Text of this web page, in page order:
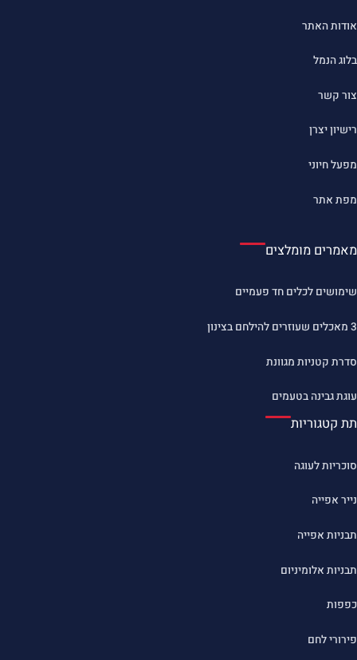
אודות האתר
בלוג הנמל
צור קשר
רישיון יצרן
מפעל חיוני
מפת אתר
מאמרים מומלצים
שימושים לכלים חד פעמיים
3 מאכלים שעוזרים להילחם בצינון
סדרת קטניות מגוונת
עוגת גבינה בטעמים
תת קטגוריות
סוכריות לעוגה
נייר אפייה
תבניות אפייה
תבניות אלומיניום
כפפות
פירורי לחם